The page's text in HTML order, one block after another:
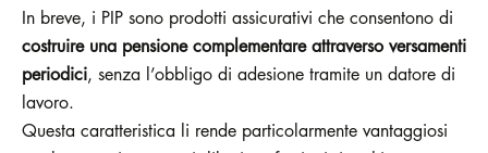
In breve, i PIP sono prodotti assicurativi che consentono di
costruire una pensione complementare attraverso versamenti
periodici, senza l’obbligo di adesione tramite un datore di
lavoro.
Questa caratteristica li rende particolarmente vantaggiosi